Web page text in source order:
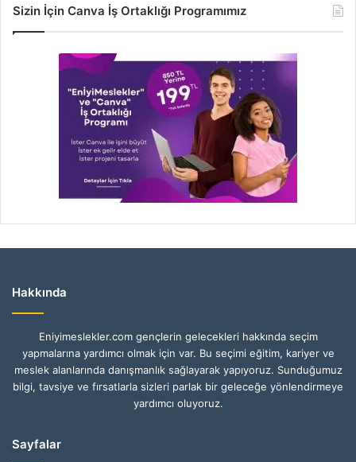
Sizin İçin Canva İş Ortaklığı Programımız
Hakkında
Eniyimeslekler.com gençlerin gelecekleri hakkında seçim
yapmalarına yardımcı olmak için var. Bu seçimi eğitim, kariyer ve
meslek alanlarında danışmanlık sağlayarak yapıyoruz. Sunduğumuz
bilgi, tavsiye ve fırsatlarla sizleri parlak bir geleceğe yönlendirmeye
yardımcı oluyoruz.
Sayfalar